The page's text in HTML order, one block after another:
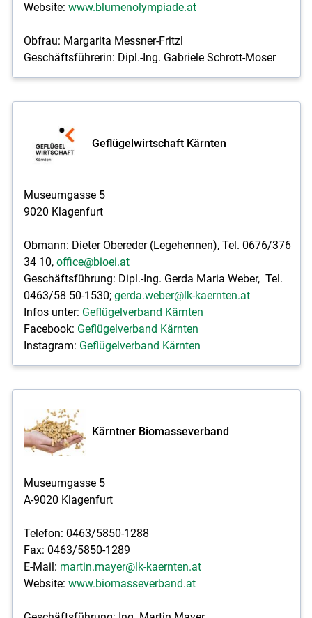
Website: www.blumenolympiade.at
Obfrau: Margarita Messner­-Fritzl
Geschäftsführerin: Dipl.-Ing. Gabriele Schrott-Moser
Geflügelwirtschaft Kärnten
Museumgasse 5
9020 Klagenfurt
Obmann: Dieter Obereder (Legehennen), Tel. 0676/376
34 10, office@bioei.at
Geschäftsführung: Dipl.-Ing. Gerda Maria Weber, Tel.
0463/58 50-1530; gerda.weber@lk-kaernten.at
Infos unter: Geflügelverband Kärnten
Facebook: Geflügelverband Kärnten
Instagram: Geflügelverband Kärnten
Kärntner Biomasseverband
Museumgasse 5
A-9020 Klagenfurt
Telefon: 0463/5850-1288
Fax: 0463/5850-1289
E-Mail: martin.mayer@lk-kaernten.at
Website: www.biomasseverband.at